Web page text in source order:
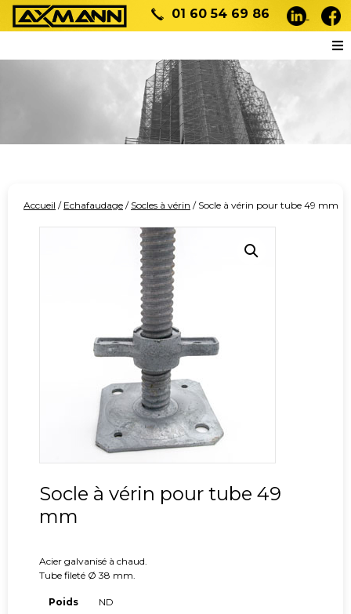
01 60 54 69 86
Accueil / Echafaudage / Socles à vérin / Socle à vérin pour tube 49 mm
Socle à vérin pour tube 49
mm
Acier galvanisé à chaud.
Tube fileté Ø 38 mm.
Poids
ND